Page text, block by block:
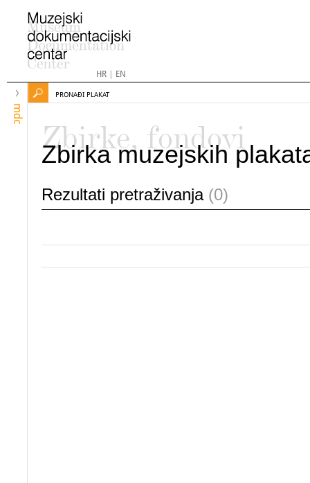
HR| EN
mdc
PRONAĐI PLAKAT
Zbirke, fondovi
Zbirka muzejskih
Rezultati pretraživanja (0)